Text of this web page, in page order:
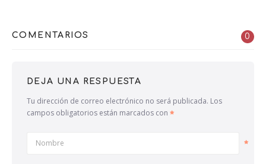
COMENTARIOS 0
DEJA UNA RESPUESTA
Tu dirección de correo electrónico no será publicada. Los
campos obligatorios están marcados con
Nombre